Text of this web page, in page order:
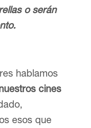
o serán
hablamos
cines
esos que